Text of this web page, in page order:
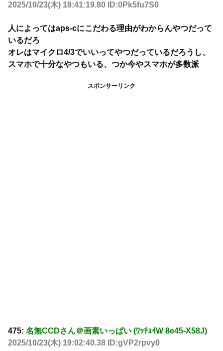
2025/10/23(木) 18:41:19.80 ID:0Pk5fu7S0
人によってはaps-cにこだわる理由がわからんやつだって
いるだろ
オレはマイクロ4/3でいいってやつだっているだろうし、
スマホで十分なやつもいる、つか今やスマホが多数派
スポンサーリンク
475: 名無CCDさん＠画素いっぱい (ﾜｯﾁｮｲW 8e45-X58J)
2025/10/23(木) 19:02:40.38 ID:gVP2rpvy0